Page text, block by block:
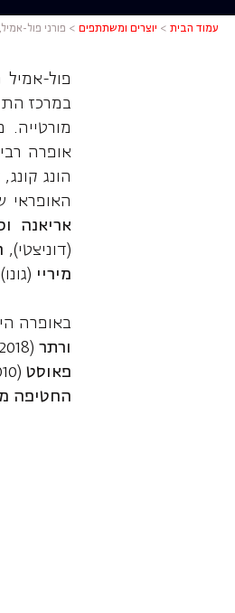
עמוד הבית > יוצרים ומשתתפים > פורני פול-
פול-אמיל
אופרה
הונג
האופראי
אריאנה
(דוניצטי),
מיריי
באופרה
ורתר (2018)
פאוסט (2010)
החטיפה